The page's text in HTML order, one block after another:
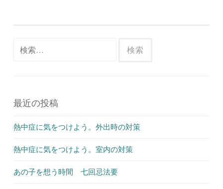
最近の投稿
熱中症に気をつけよう。外出時の対策
熱中症に気をつけよう。室内の対策
あの子を想う時間 七回忌法要